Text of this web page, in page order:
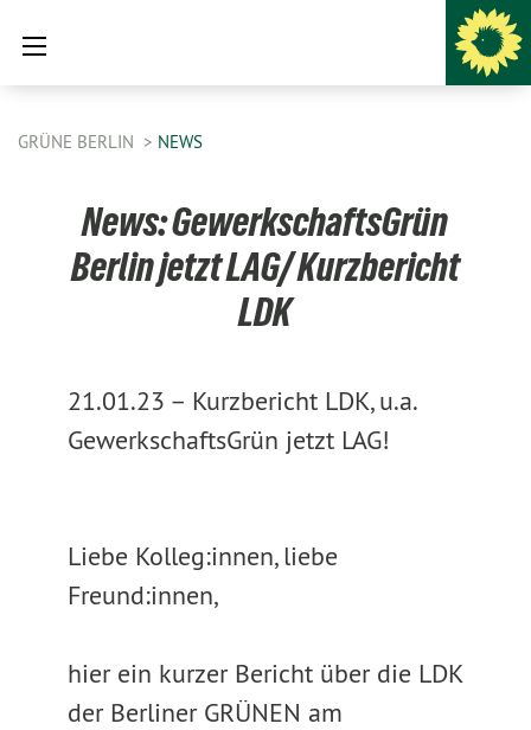
GRÜNE BERLIN NEWS
News: GewerkschaftsGrün
Berlin jetzt LAG/ Kurzbericht
LDK
21.01.23 – Kurzbericht LDK, u.a.
GewerkschaftsGrün jetzt LAG!
Liebe Kolleg:innen, liebe
Freund:innen,
hier ein kurzer Bericht über die LDK
der Berliner GRÜNEN am